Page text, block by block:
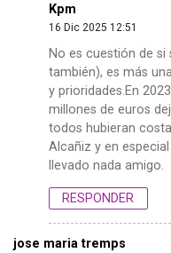
Kpm
16 Dic 2025 12:51
No es cuestión de
también), es más
y prioridades.En
millones de euros
todos hubieran
Alcañiz y en
llevado nada amigo.
RESPONDER
jose maria tremps